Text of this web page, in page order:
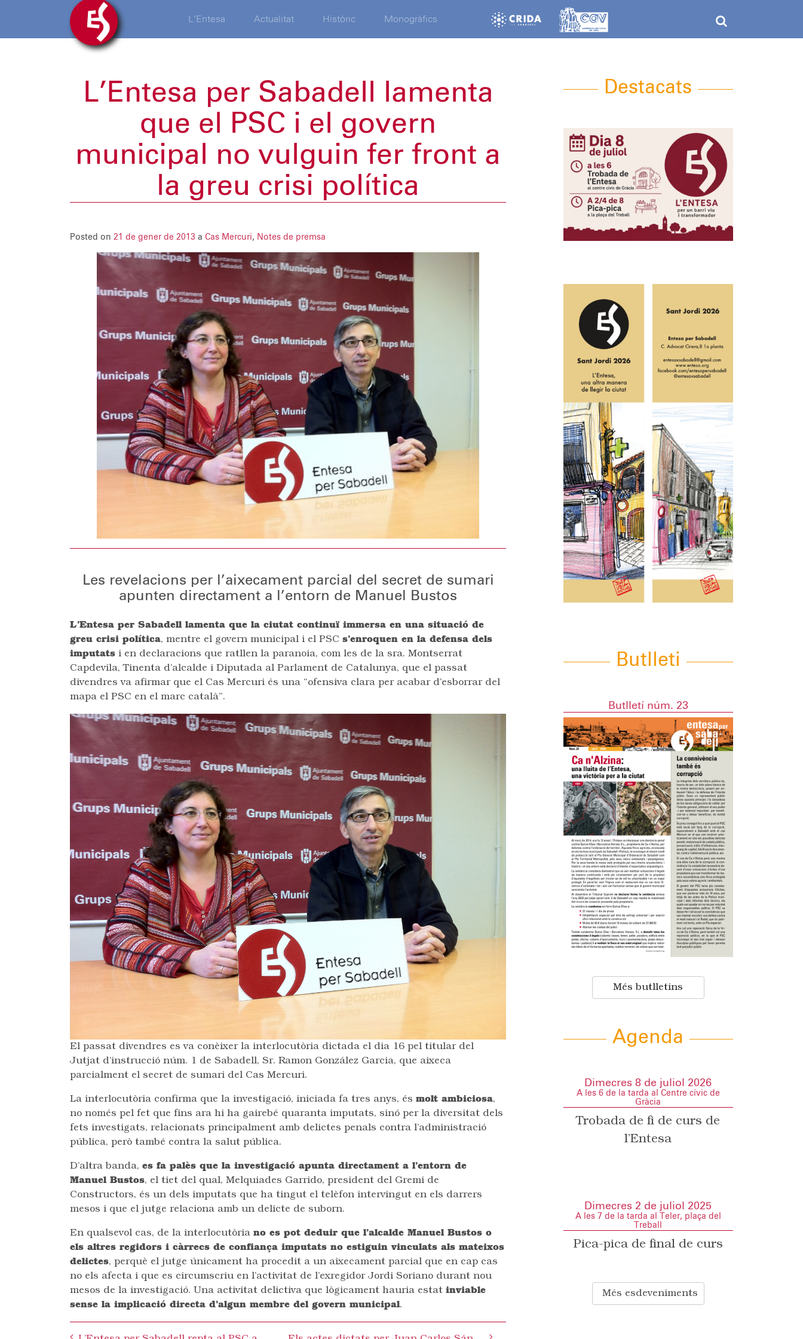
L’Entesa Actualitat Històric Monogràfics
L’Entesa per Sabadell lamenta
que el PSC i el govern
municipal no vulguin fer front a
la greu crisi política
Posted on 21 de gener de 2013 a Cas Mercuri, Notes de premsa
Les revelacions per l’aixecament parcial del secret de sumari
apunten directament a l’entorn de Manuel Bustos
L’Entesa per Sabadell lamenta que la ciutat continuï immersa en una situació de
greu crisi política, mentre el govern municipal i el PSC s’enroquen en la defensa dels
imputats i en declaracions que ratllen la paranoia, com les de la sra. Montserrat
Capdevila, Tinenta d’alcalde i Diputada al Parlament de Catalunya, que el passat
divendres va afirmar que el Cas Mercuri és una “ofensiva clara per acabar d’esborrar del
mapa el PSC en el marc català”.
El passat divendres es va conèixer la interlocutòria dictada el dia 16 pel titular del
Jutjat d’instrucció núm. 1 de Sabadell, Sr. Ramon González Garcia, que aixeca
parcialment el secret de sumari del Cas Mercuri.
La interlocutòria confirma que la investigació, iniciada fa tres anys, és molt ambiciosa,
no només pel fet que fins ara hi ha gairebé quaranta imputats, sinó per la diversitat dels
fets investigats, relacionats principalment amb delictes penals contra l’administració
pública, però també contra la salut pública.
D’altra banda, es fa palès que la investigació apunta directament a l’entorn de
Manuel Bustos, el tiet del qual, Melquiades Garrido, president del Gremi de
Constructors, és un dels imputats que ha tingut el telèfon intervingut en els darrers
mesos i que el jutge relaciona amb un delicte de suborn.
En qualsevol cas, de la interlocutòria no es pot deduir que l’alcalde Manuel Bustos o
els altres regidors i càrrecs de confiança imputats no estiguin vinculats als mateixos
delictes, perquè el jutge únicament ha procedit a un aixecament parcial que en cap cas
no els afecta i que es circumscriu en l’activitat de l’exregidor Jordi Soriano durant nou
mesos de la investigació. Una activitat delictiva que lògicament hauria estat inviable
sense la implicació directa d’algun membre del govern municipal.
Destacats
Butlleti
Butlletí núm. 23
Més butlletins
Agenda
Dimecres 8 de juliol 2026
A les 6 de la tarda al Centre cívic de
Gràcia
Trobada de fi de curs de
l’Entesa
Dimecres 2 de juliol 2025
A les 7 de la tarda al Teler, plaça del
Treball
Pica-pica de final de curs
Més esdeveniments